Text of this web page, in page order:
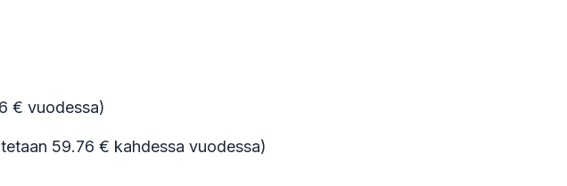
€ vuodessa)
59.76 € kahdessa vuodessa)